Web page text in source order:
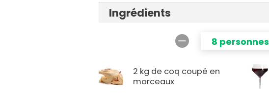
Ingrédients
8 personnes
2 kg de coq coupé en
morceaux